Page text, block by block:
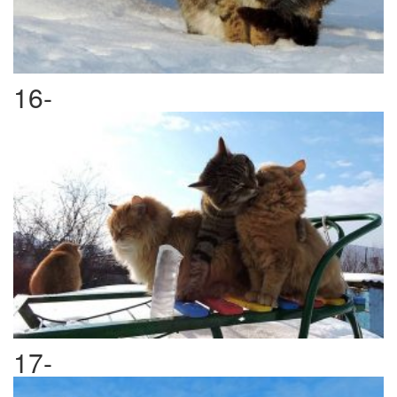
16-
17-